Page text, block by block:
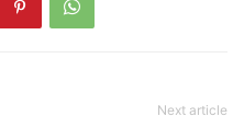
Next article